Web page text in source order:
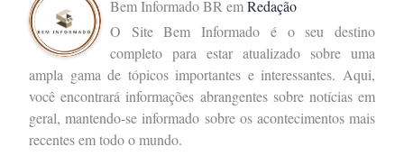
Bem Informado BR emRedação
O Site Bem Informado é o seu destino
completo para estar atualizado sobre uma
ampla gama de tópicos importantes e interessantes. Aqui,
você encontrará informações abrangentes sobre notícias em
geral, mantendo-se informado sobre os acontecimentos mais
recentes em todo o mundo.